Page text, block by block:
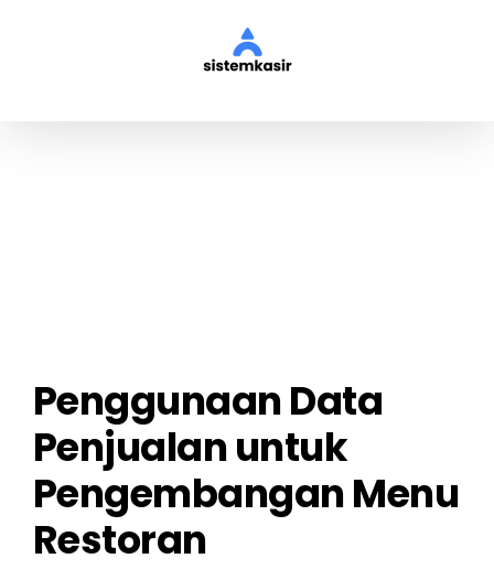
Penggunaan Data
Penjualan untuk
Pengembangan Menu
Restoran